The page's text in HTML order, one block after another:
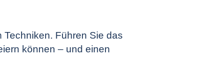
Führen Sie das
können – und einen